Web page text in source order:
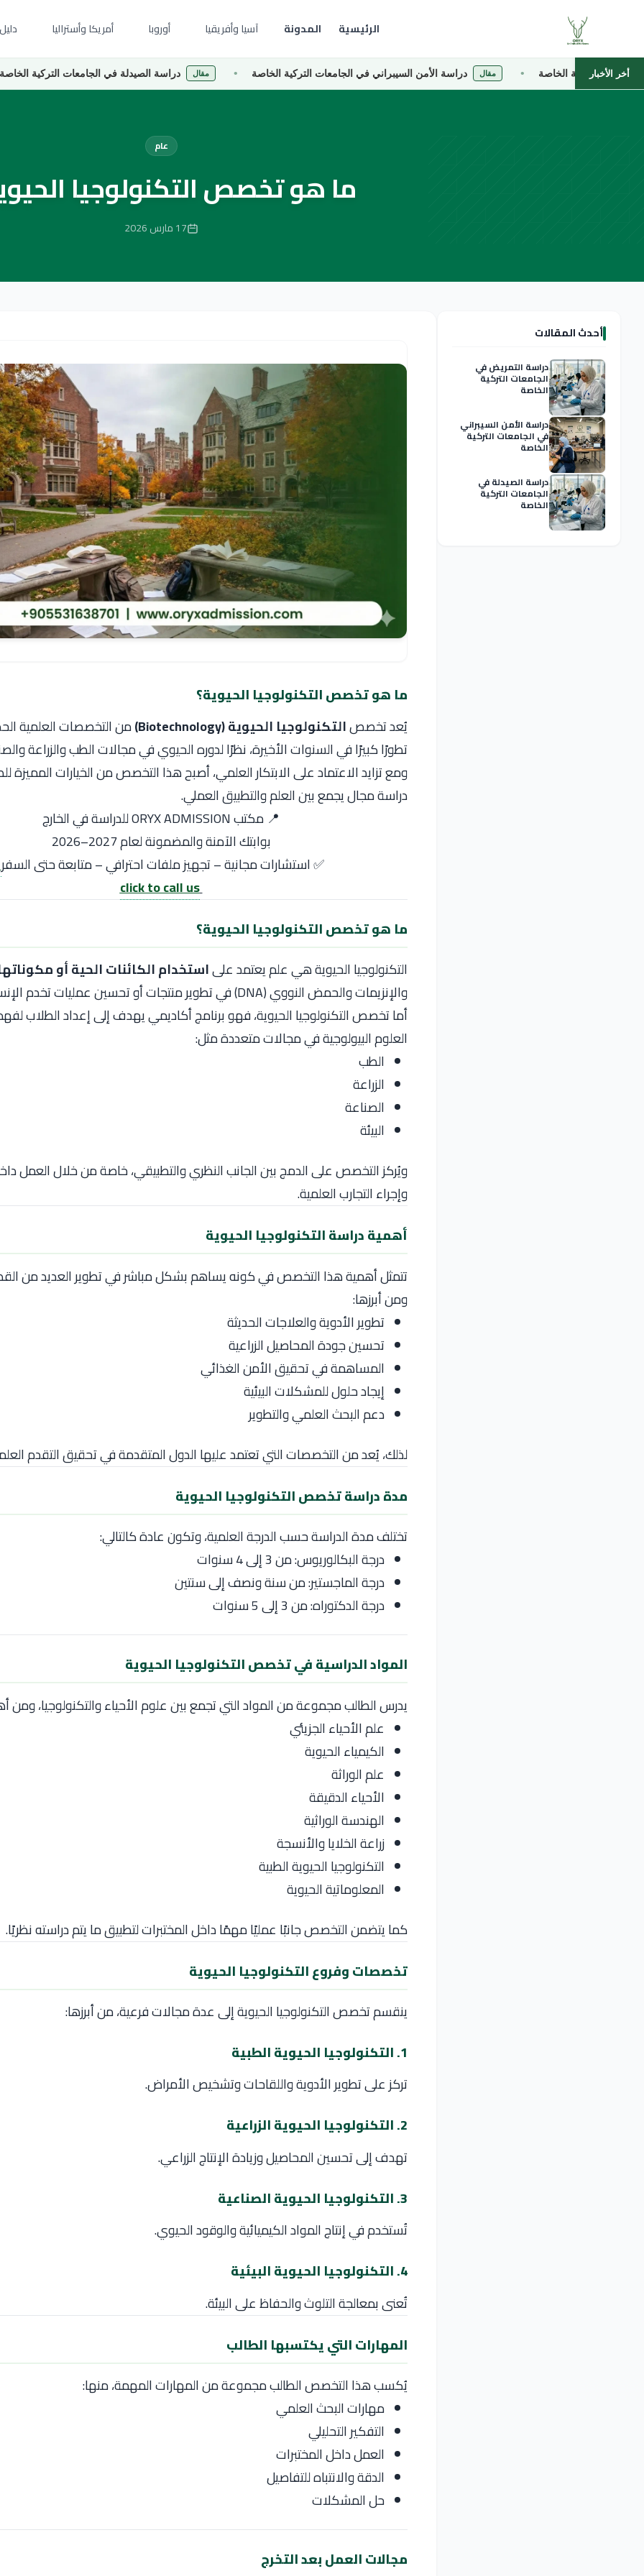
الرئيسية المدونة آسيا وأفريقيا أوروبا أمريكا وأستراليا
أخر الأخبار
الخاصة مقال دراسة الأمن السيبراني في الجامعات التركية الخاصة مقال دراسة الصيدلة في الجامعات التركية الخاصة
عام
ما هو تخصص التكنولوجيا
17 مارس 2026
أحدث المقالات
دراسة التمريض في
الجامعات التركية
الخاصة
دراسة الأمن السيبراني
في الجامعات التركية
الخاصة
دراسة الصيدلة في
الجامعات التركية
الخاصة
ما هو تخصص التكنولوجيا الحيوية؟
يُعد تخصصالتكنولوجيا الحيوية (Biotechnology)
من التخصصات العلمية
تطورًا كبيرًا في السنوات الأخيرة، نظرًا لدوره الحيوي في مجالات الطب والزراعة
ومع تزايد الاعتماد على الابتكار العلمي، أصبح هذا التخصص من الخيارات المميزة
دراسة مجال يجمع بين العلم والتطبيق العملي.
📍 مكتب ORYX ADMISSION للدراسة في الخارج
بوابتك الآمنة والمضمونة لعام 2027–2026
✅ استشارات مجانية – تجهيز ملفات احترافي – متابعة حتى السفر
click to call us
ما هو تخصص التكنولوجيا الحيوية؟
التكنولوجيا الحيوية هي علم يعتمد علىاستخدام الكائنات الحية أو
والإنزيمات والحمض النووي (DNA) في تطوير منتجات أو تحسين عمليات تخدم الإنسان.
أما تخصص التكنولوجيا الحيوية، فهو برنامج أكاديمي يهدف إلى إعداد الطلاب
العلوم البيولوجية في مجالات متعددة مثل:
الطب
الزراعة
الصناعة
البيئة
ويُركز التخصص على الدمج بين الجانب النظري والتطبيقي، خاصة من خلال العمل
وإجراء التجارب العلمية.
أهمية دراسة التكنولوجيا الحيوية
تتمثل أهمية هذا التخصص في كونه يساهم بشكل مباشر في تطوير العديد من
ومن أبرزها:
تطوير الأدوية والعلاجات الحديثة
تحسين جودة المحاصيل الزراعية
المساهمة في تحقيق الأمن الغذائي
إيجاد حلول للمشكلات البيئية
دعم البحث العلمي والتطوير
لذلك، يُعد من التخصصات التي تعتمد عليها الدول المتقدمة في تحقيق التقدم
مدة دراسة تخصص التكنولوجيا الحيوية
تختلف مدة الدراسة حسب الدرجة العلمية، وتكون عادة كالتالي:
درجة البكالوريوس: من 3 إلى 4 سنوات
درجة الماجستير: من سنة ونصف إلى سنتين
درجة الدكتوراه: من 3 إلى 5 سنوات
المواد الدراسية في تخصص التكنولوجيا الحيوية
يدرس الطالب مجموعة من المواد التي تجمع بين علوم الأحياء والتكنولوجيا، ومن
علم الأحياء الجزيئي
الكيمياء الحيوية
علم الوراثة
الأحياء الدقيقة
الهندسة الوراثية
زراعة الخلايا والأنسجة
التكنولوجيا الحيوية الطبية
المعلوماتية الحيوية
كما يتضمن التخصص جانبًا عمليًا مهمًا داخل المختبرات لتطبيق ما يتم دراسته نظريًا.
تخصصات وفروع التكنولوجيا الحيوية
ينقسم تخصص التكنولوجيا الحيوية إلى عدة مجالات فرعية، من أبرزها:
1. التكنولوجيا الحيوية الطبية
تركز على تطوير الأدوية واللقاحات وتشخيص الأمراض.
2. التكنولوجيا الحيوية الزراعية
تهدف إلى تحسين المحاصيل وزيادة الإنتاج الزراعي.
3. التكنولوجيا الحيوية الصناعية
تُستخدم في إنتاج المواد الكيميائية والوقود الحيوي.
4. التكنولوجيا الحيوية البيئية
تُعنى بمعالجة التلوث والحفاظ على البيئة.
المهارات التي يكتسبها الطالب
يُكسب هذا التخصص الطالب مجموعة من المهارات المهمة، منها:
مهارات البحث العلمي
التفكير التحليلي
العمل داخل المختبرات
الدقة والانتباه للتفاصيل
حل المشكلات
مجالات العمل بعد التخرج